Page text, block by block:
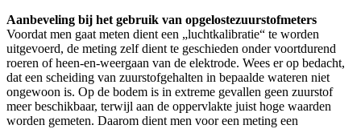
Aanbeveling bij het gebruik van opgelostezuurstofmeters
Voordat men gaat meten dient een „luchtkalibratie“ te worden
uitgevoerd, de meting zelf dient te geschieden onder voortdurend
roeren of heen-en-weergaan van de elektrode. Wees er op bedacht,
dat een scheiding van zuurstofgehalten in bepaalde wateren niet
ongewoon is. Op de bodem is in extreme gevallen geen zuurstof
meer beschikbaar, terwijl aan de oppervlakte juist hoge waarden
worden gemeten. Daarom dient men voor een meting een